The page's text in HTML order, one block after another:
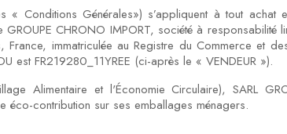
Conditions Générales») s’appliquent à tout
GROUPE CHRONO IMPORT, société à
France, immatriculée au Registre du Commerce
est FR219280_11YREE (ci-après le « VENDEUR »).
Alimentaire et l'Économie Circulaire), SARL
éco-contribution sur ses emballages ménagers.